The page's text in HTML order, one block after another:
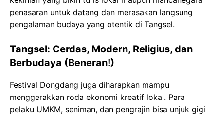
penasaran untuk datang dan merasakan langsung
pengalaman budaya yang otentik di Tangsel.
Tangsel: Cerdas, Modern, Religius, dan
Berbudaya (Beneran!)
Festival Dongdang juga diharapkan mampu
menggerakkan roda ekonomi kreatif lokal. Para
pelaku UMKM, seniman, dan pengrajin bisa unjuk gigi